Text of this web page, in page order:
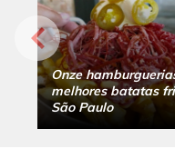
Onze
melhores batatas
São Paulo